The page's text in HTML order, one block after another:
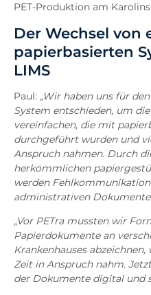
PET-Produktion am
Der Wechsel von
papierbasierten
LIMS
Paul: „Wir haben uns für
System entschieden, um
vereinfachen, die mit
durchgeführt wurden und
Anspruch nahmen. Durch
herkömmlichen
werden
administrativen
„Vor PETra mussten wir
Papierdokumente an
Krankenhauses
Zeit in Anspruch nahm.
der Dokumente digital und